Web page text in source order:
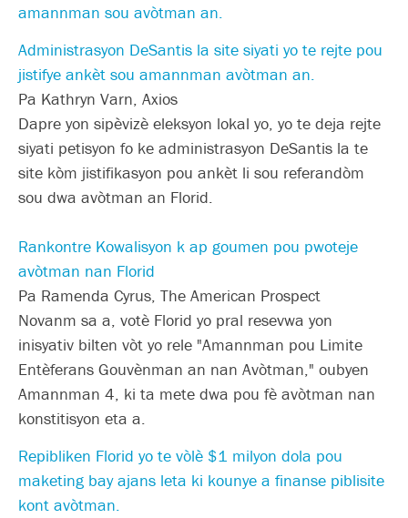
amannman sou avòtman an.
Administrasyon DeSantis la site siyati yo te rejte pou
jistifye ankèt sou amannman avòtman an.
Pa Kathryn Varn, Axios
Dapre yon sipèvizè eleksyon lokal yo, yo te deja rejte
siyati petisyon fo ke administrasyon DeSantis la te
site kòm jistifikasyon pou ankèt li sou referandòm
sou dwa avòtman an Florid.
Rankontre Kowalisyon k ap goumen pou pwoteje
avòtman nan Florid
Pa Ramenda Cyrus, The American Prospect
Novanm sa a, votè Florid yo pral resevwa yon
inisyativ bilten vòt yo rele "Amannman pou Limite
Entèferans Gouvènman an nan Avòtman," oubyen
Amannman 4, ki ta mete dwa pou fè avòtman nan
konstitisyon eta a.
Repibliken Florid yo te vòlè $1 milyon dola pou
maketing bay ajans leta ki kounye a finanse piblisite
kont avòtman.